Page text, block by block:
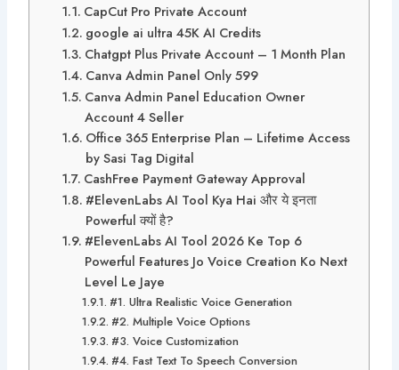
CapCut Pro Private Account
google ai ultra 45K AI Credits
Chatgpt Plus Private Account – 1 Month Plan
Canva Admin Panel Only 599
Canva Admin Panel Education Owner
Account 4 Seller
Office 365 Enterprise Plan – Lifetime Access
by Sasi Tag Digital
CashFree Payment Gateway Approval
#ElevenLabs AI Tool Kya Hai और ये इनता
Powerful क्यों है?
#ElevenLabs AI Tool 2026 Ke Top 6
Powerful Features Jo Voice Creation Ko Next
Level Le Jaye
#1. Ultra Realistic Voice Generation
#2. Multiple Voice Options
#3. Voice Customization
#4. Fast Text To Speech Conversion